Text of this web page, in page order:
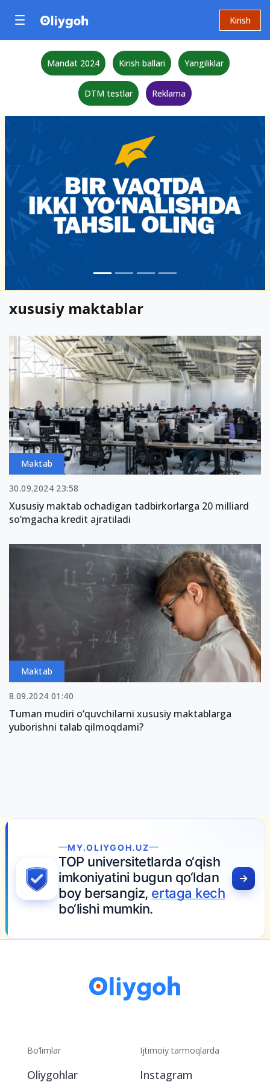
Kirish
Mandat 2024 Kirish ballari Yangiliklar
DTM testlar Reklama
xususiy maktablar
Maktab
30.09.2024 23:58
Xususiy maktab ochadigan tadbirkorlarga 20 milliard
so‘mgacha kredit ajratiladi
Maktab
8.09.2024 01:40
Tuman mudiri o‘quvchilarni xususiy maktablarga
yuborishni talab qilmoqdami?
MY.OLIYGOH.UZ
TOP universitetlarda o‘qish
imkoniyatini bugun qo‘ldan
boy bersangiz, ertaga kech
bo‘lishi mumkin.
Bo‘limlar
Oliygohlar
Ijtimoiy tarmoqlarda
Instagram